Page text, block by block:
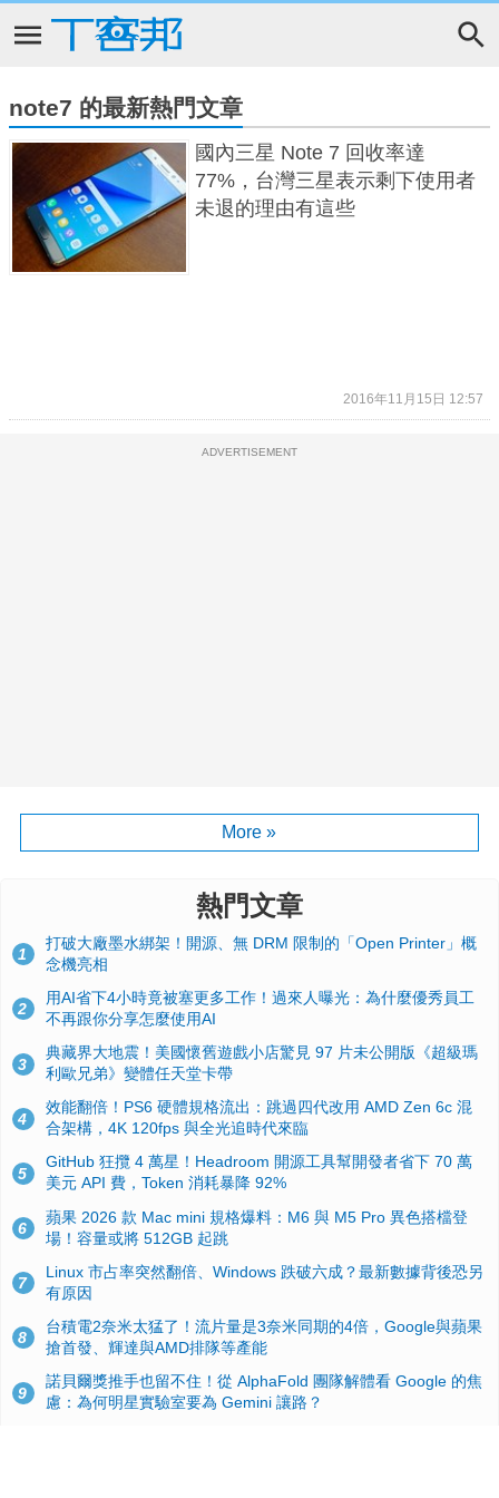
note7 的最新熱門文章
國內三星 Note 7 回收率達
77%，台灣三星表示剩下使用者
未退的理由有這些
2016年11月15日 12:57
ADVERTISEMENT
More »
熱門文章
1
打破大廠墨水綁架！開源、無 DRM 限制的「Open Printer」概
念機亮相
2
用AI省下4小時竟被塞更多工作！過來人曝光：為什麼優秀員工
不再跟你分享怎麼使用AI
3
典藏界大地震！美國懷舊遊戲小店驚見 97 片未公開版《超級瑪
利歐兄弟》變體任天堂卡帶
4
效能翻倍！PS6 硬體規格流出：跳過四代改用 AMD Zen 6c 混
合架構，4K 120fps 與全光追時代來臨
5
GitHub 狂攬 4 萬星！Headroom 開源工具幫開發者省下 70 萬
美元 API 費，Token 消耗暴降 92%
6
蘋果 2026 款 Mac mini 規格爆料：M6 與 M5 Pro 異色搭檔登
場！容量或將 512GB 起跳
7
Linux 市占率突然翻倍、Windows 跌破六成？最新數據背後恐另
有原因
8
台積電2奈米太猛了！流片量是3奈米同期的4倍，Google與蘋果
搶首發、輝達與AMD排隊等產能
9
諾貝爾獎推手也留不住！從 AlphaFold 團隊解體看 Google 的焦
慮：為何明星實驗室要為 Gemini 讓路？